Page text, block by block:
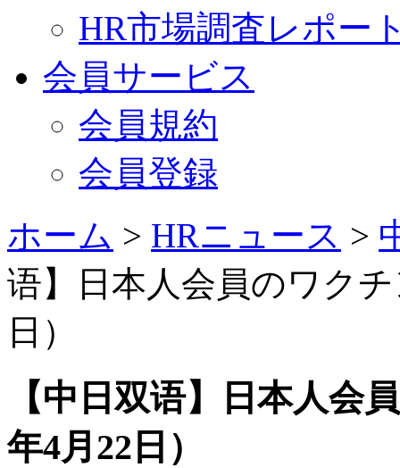
HR市場調査レポー
会員サービス
会員規約
会員登録
ホーム > HRニュース >
语】日本人会員のワク
日）
【中日双语】日本人会
年4月22日）